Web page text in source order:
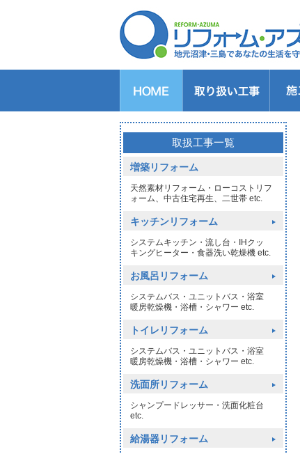
キッチンのリフォーム
バスルームのリフォーム
トイレのリフォーム
洗面所のリフォーム
給湯器交換
窓リフォーム
玄関リフォーム
1DAYリフォーム
外壁・屋根塗装
取扱工事一覧
増築リフォーム
天然素材リフォーム・ローコストリフ
ォーム、中古住宅再生、二世帯 etc.
キッチンリフォーム
システムキッチン・流し台・IHクッ
キングヒーター・食器洗い乾燥機 etc.
お風呂リフォーム
システムバス・ユニットバス・浴室
暖房乾燥機・浴槽・シャワー etc.
トイレリフォーム
システムバス・ユニットバス・浴室
暖房乾燥機・浴槽・シャワー etc.
洗面所リフォーム
シャンプードレッサー・洗面化粧台
etc.
給湯器リフォーム